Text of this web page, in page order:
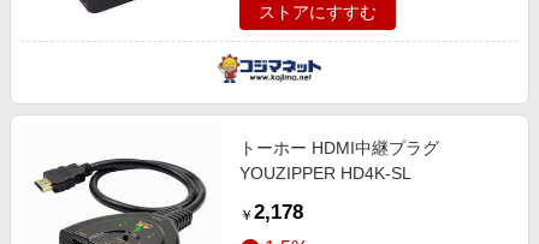
ストアにすすむ
トーホー HDMI中継プラグ
YOUZIPPER HD4K-SL
￥ 2,178